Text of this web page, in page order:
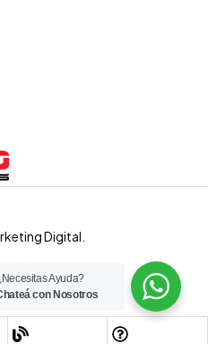
Digital.
Ayuda?
con Nosotros